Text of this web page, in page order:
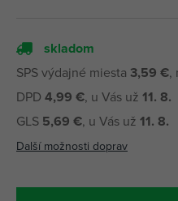
skladom
SPS výdajné miesta 3,59 €,
DPD 4,99 €, u Vás už 11. 8.
GLS 5,69 €, u Vás už 11. 8.
Další možnosti doprav